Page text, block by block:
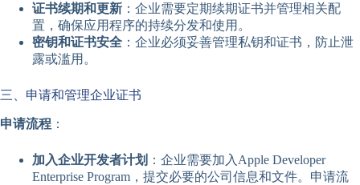
证书续期和更新 ：企业需要定期续期证书并管理相关配
置，确保应用程序的持续分发和使用。
密钥和证书安全 ：企业必须妥善管理私钥和证书，防止泄
露或滥用。
三、申请和管理企业证书
申请流程 ：
加入企业开发者计划 ：企业需要加入Apple Developer
Enterprise Program，提交必要的公司信息和文件。申请流